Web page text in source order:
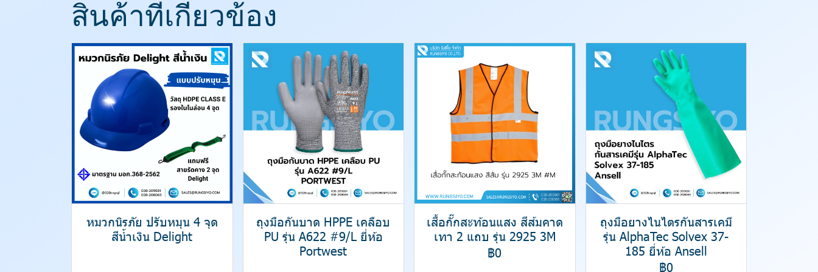
สินค้าที่เกี่ยวข้อง
หมวกนิรภัย ปรับหมุน 4 จุด
สีน้ำเงิน Delight
ถุงมือกันบาด HPPE เคลือบ
PU รุ่น A622 #9/L ยี่ห้อ
Portwest
เสื้อกั๊กสะท้อนแสง สีส้มคาด
เทา 2 แถบ รุ่น 2925 3M
฿0
ถุงมือยางไนไตรกันสารเคมี
รุ่น AlphaTec Solvex 37-
185 ยี่ห้อ Ansell
฿0